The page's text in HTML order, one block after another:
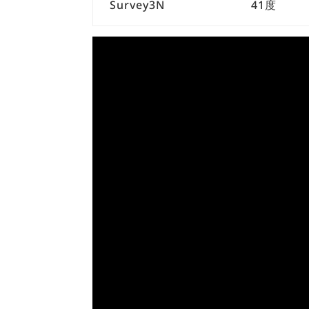
Survey3N 41度